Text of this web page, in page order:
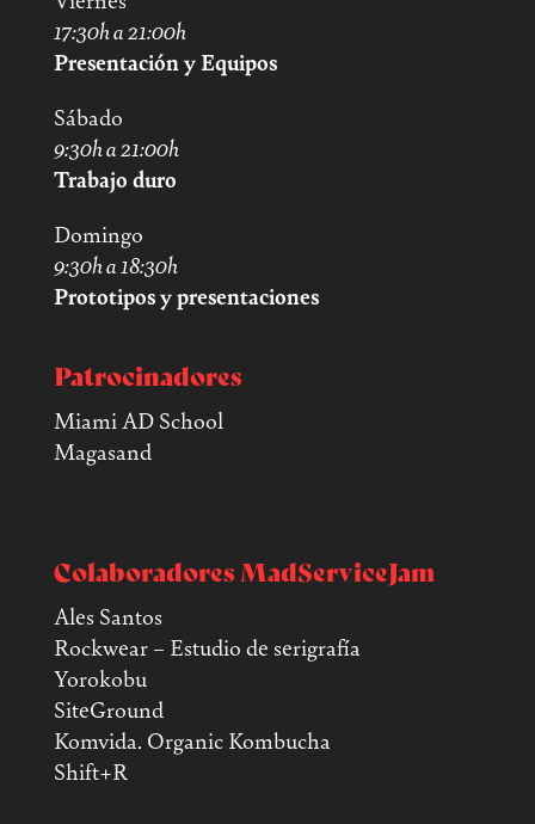
17:30h a 21:00h
Presentación y Equipos
Sábado
9:30h a 21:00h
Trabajo duro
Domingo
9:30h a 18:30h
Prototipos y presentaciones
Patrocinadores
Miami AD School
Magasand
Colaboradores MadServiceJam
Ales Santos
Rockwear – Estudio de serigrafía
Yorokobu
SiteGround
Komvida. Organic Kombucha
Shift+R